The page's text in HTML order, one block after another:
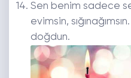
Sen benim sadece
evimsin,
doğdun.